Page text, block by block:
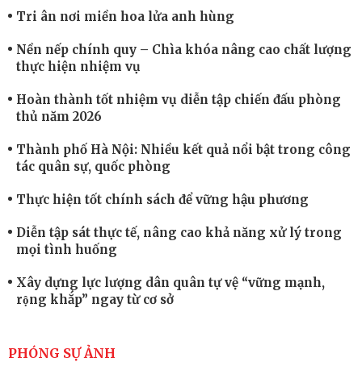
Tri ân nơi miền hoa lửa anh hùng
Nền nếp chính quy – Chìa khóa nâng cao chất lượng
thực hiện nhiệm vụ
Hoàn thành tốt nhiệm vụ diễn tập chiến đấu phòng
thủ năm 2026
Thành phố Hà Nội: Nhiều kết quả nổi bật trong công
tác quân sự, quốc phòng
Thực hiện tốt chính sách để vững hậu phương
Diễn tập sát thực tế, nâng cao khả năng xử lý trong
mọi tình huống
Xây dựng lực lượng dân quân tự vệ “vững mạnh,
rộng khắp” ngay từ cơ sở
cao sức mạnh chiến đấu
PHÓNG SỰ ẢNH